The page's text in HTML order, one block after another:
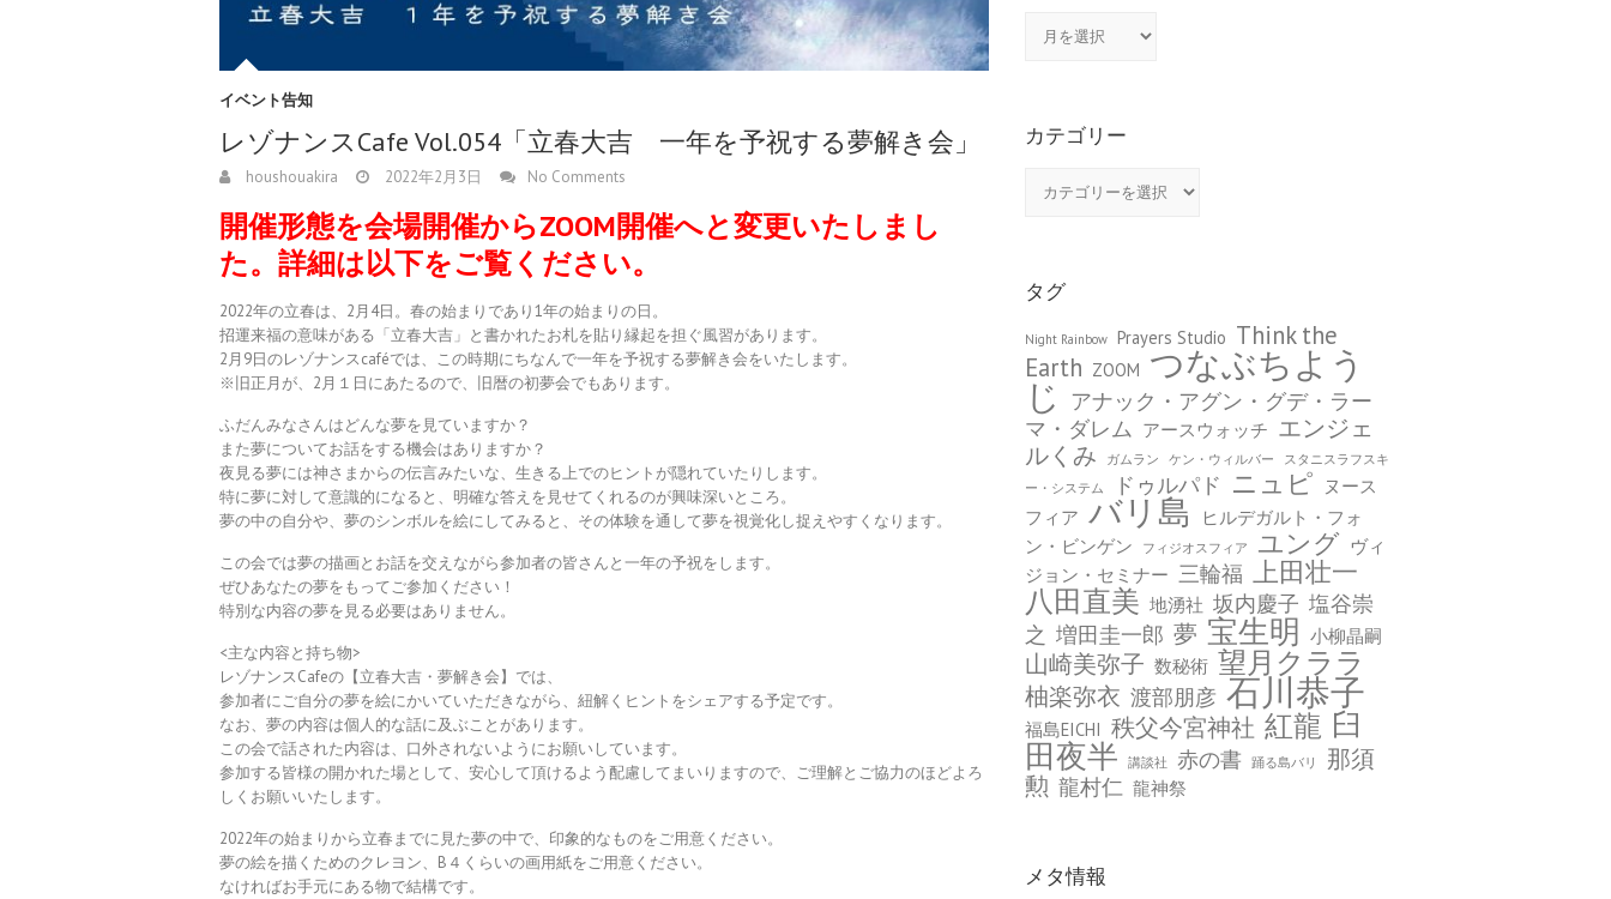
イベント告知
レゾナンスCafe Vol.054「立春大吉 一年を予祝する夢解き会」
houshouakira 2022年2月3日 No Comments
開催形態を会場開催からZOOM開催へと変更いたしまし
た。詳細は以下をご覧ください。
2022年の立春は、2月4日。春の始まりであり1年の始まりの日。
招運来福の意味がある「立春大吉」と書かれたお札を貼り縁起を担ぐ風習があります。
2月9日のレゾナンスcaféでは、この時期にちなんで一年を予祝する夢解き会をいたします。
※旧正月が、2月１日にあたるので、旧暦の初夢会でもあります。
ふだんみなさんはどんな夢を見ていますか？
また夢についてお話をする機会はありますか？
夜見る夢には神さまからの伝言みたいな、生きる上でのヒントが隠れていたりします。
特に夢に対して意識的になると、明確な答えを見せてくれるのが興味深いところ。
夢の中の自分や、夢のシンボルを絵にしてみると、その体験を通して夢を視覚化し捉えやすくなります。
この会では夢の描画とお話を交えながら参加者の皆さんと一年の予祝をします。
ぜひあなたの夢をもってご参加ください！
特別な内容の夢を見る必要はありません。
<主な内容と持ち物>
レゾナンスCafeの【立春大吉・夢解き会】では、
参加者にご自分の夢を絵にかいていただきながら、紐解くヒントをシェアする予定です。
なお、夢の内容は個人的な話に及ぶことがあります。
この会で話された内容は、口外されないようにお願いしています。
参加する皆様の開かれた場として、安心して頂けるよう配慮してまいりますので、ご理解とご協力のほどよろ
しくお願いいたします。
2022年の始まりから立春までに見た夢の中で、印象的なものをご用意ください。
夢の絵を描くためのクレヨン、B４くらいの画用紙をご用意ください。
なければお手元にある物で結構です。
カテゴリー
タグ
Night Rainbow Prayers Studio Think the
Earth ZOOM つなぶちよう
じ
アナック・アグン・グデ・ラー
マ・ダレム アースウォッチ エンジェ
ルくみ
ガムラン ケン・ウィルバー
スタニスラフスキ
ー・システム
ドゥルパド ニュピ
ヌース
フィア バリ島
ヒルデガルト・フォ
ン・ビンゲン
フィジオスフィア ユング ヴィ
ジョン・セミナー 三輪福 上田壮一
八田直美 地湧社 坂内慶子 塩谷崇
之 増田圭一郎 夢 宝生明 小柳晶嗣
山崎美弥子 数秘術 望月クララ
柚楽弥衣 渡部朋彦 石川恭子
福島EICHI 秩父今宮神社 紅龍 臼
田夜半 講談社 赤の書 踊る島バリ
那須
勲 龍村仁 龍神祭
メタ情報